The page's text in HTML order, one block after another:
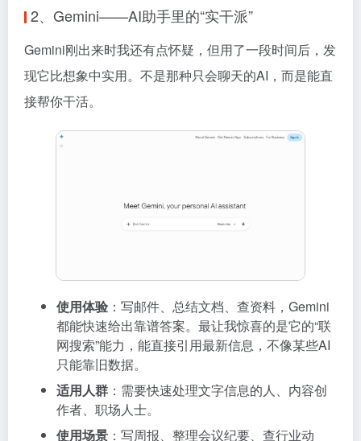
2、Gemini——AI助手里的“实干派”
Gemini刚出来时我还有点怀疑，但用了一段时间后，发
现它比想象中实用。不是那种只会聊天的AI，而是能直
接帮你干活。
使用体验 ：写邮件、总结文档、查资料，Gemini
都能快速给出靠谱答案。最让我惊喜的是它的“联
网搜索”能力，能直接引用最新信息，不像某些AI
只能靠旧数据。
适用人群 ：需要快速处理文字信息的人、内容创
作者、职场人士。
使用场景 ：写周报、整理会议纪要、查行业动